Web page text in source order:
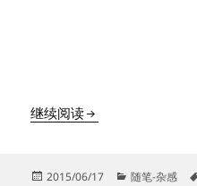
继续阅读多灾多难的上海之行
发
2015/06/17
分
随笔-杂感